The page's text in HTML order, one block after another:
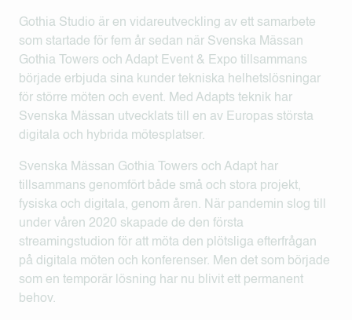
Gothia Studio är en vidareutveckling av ett samarbete
som startade för fem år sedan när Svenska Mässan
Gothia Towers och Adapt Event & Expo tillsammans
började erbjuda sina kunder tekniska helhetslösningar
för större möten och event. Med Adapts teknik har
Svenska Mässan utvecklats till en av Europas största
digitala och hybrida mötesplatser.
Svenska Mässan Gothia Towers och Adapt har
tillsammans genomfört både små och stora projekt,
fysiska och digitala, genom åren. När pandemin slog till
under våren 2020 skapade de den första
streamingstudion för att möta den plötsliga efterfrågan
på digitala möten och konferenser. Men det som började
som en temporär lösning har nu blivit ett permanent
behov.